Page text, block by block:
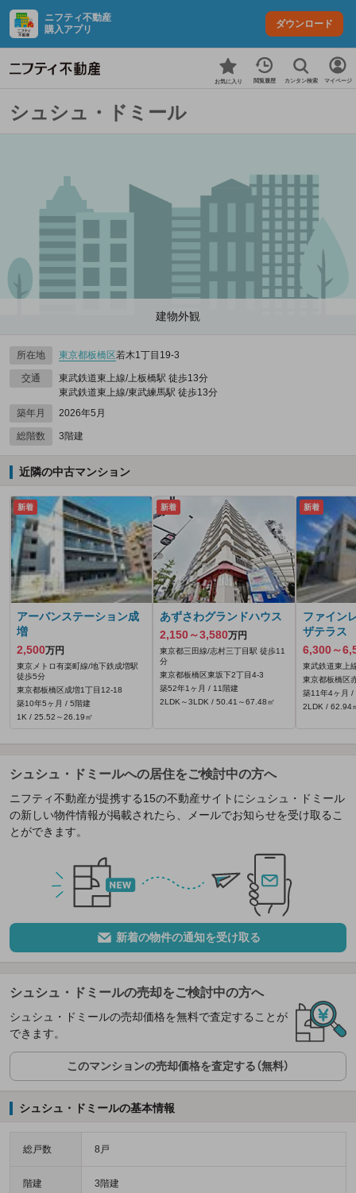
ニフティ不動産
購入アプリ
ダウンロード
お気に入り 閲覧履歴 カンタン検索 マイページ
シュシュ・ドミール
建物外観
所在地 東京都板橋区若木1丁目19-3
交通
東武鉄道東上線/上板橋駅 徒歩13分
東武鉄道東上線/東武練馬駅 徒歩13分
築年月
2026年5月
総階数 3階建
近隣の中古マンション
新着
アーバンステーション成
増
2,500万円
東京メトロ有楽町線/地下鉄成増駅
徒歩5分
東京都板橋区成増1丁目12-18
築10年5ヶ月 / 5階建
1K / 25.52～26.19㎡
新着
あずさわグランドハウス
2,150～3,580万円
東京都三田線/志村三丁目駅 徒歩11
分
東京都板橋区東坂下2丁目4-3
築52年1ヶ月 / 11階建
2LDK～3LDK / 50.41～67.48㎡
新着
ファイン
ザテラス
6,300～
東武鉄道東上
東京都板橋区
築11年4ヶ月 /
2LDK / 62.94
シュシュ・ドミールへの居住をご検討中の方へ
ニフティ不動産が提携する15の不動産サイトにシュシュ・ドミール
の新しい物件情報が掲載されたら、メールでお知らせを受け取るこ
とができます。
新着の物件の通知を受け取る
シュシュ・ドミールの売却をご検討中の方へ
シュシュ・ドミールの売却価格を無料で査定することが
できます。
このマンションの売却価格を査定する（無料）
シュシュ・ドミールの基本情報
総戸数 8戸
階建 3階建